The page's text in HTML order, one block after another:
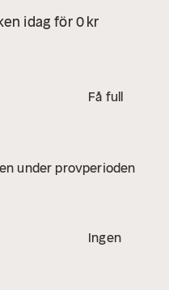
idag för 0 kr
Få full
under provperioden
Ingen